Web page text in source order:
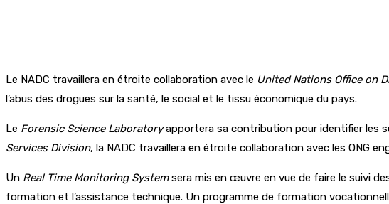
Le NADC travaillera en étroite collaboration avec le United Nations Office on
l’abus des drogues sur la santé, le social et le tissu économique du pays.
Le Forensic Science Laboratoryapportera sa contribution pour identifier les
Services Division, la NADC travaillera en étroite collaboration avec les ONG
Un Real Time Monitoring Systemsera mis en œuvre en vue de faire le suivi
formation et l’assistance technique. Un programme de formation